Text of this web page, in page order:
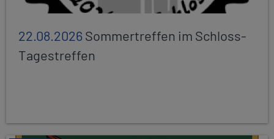
22.08.2026Sommertreffen im Schloss-
Tagestreffen